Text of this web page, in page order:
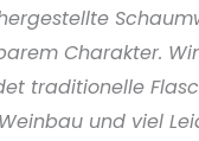
Charakter.
traditionelle
und viel